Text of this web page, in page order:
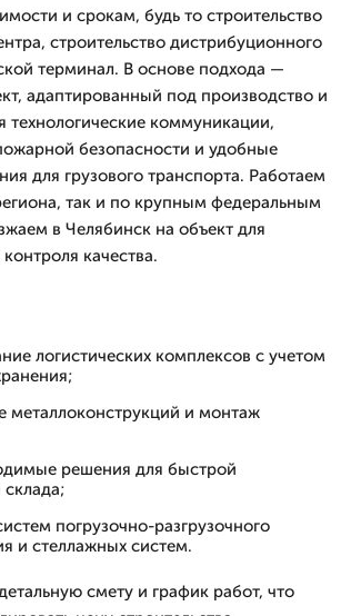
и срокам, будь то строительство
строительство дистрибуционного
терминал. В основе подхода —
адаптированный под производство и
технологические коммуникации,
безопасности и удобные
для грузового транспорта. Работаем
так и по крупным федеральным
в Челябинск на объект для
качества.
логистических комплексов с учетом
металлоконструкций и монтаж
решения для быстрой
склада;
погрузочно-разгрузочного
и стеллажных систем.
смету и график работ, что